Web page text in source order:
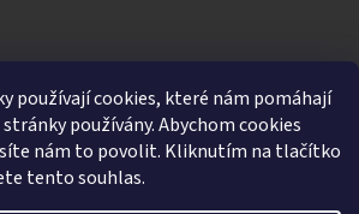
používají cookies, které nám pomáhají
používány. Abychom cookies
nám to povolit. Kliknutím na tlačítko
tento souhlas.